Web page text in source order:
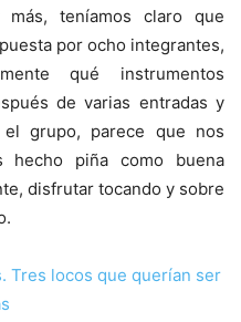
teníamos claro que
por ocho integrantes,
qué instrumentos
de varias entradas y
grupo, parece que nos
hecho piña como buena
disfrutar tocando y sobre